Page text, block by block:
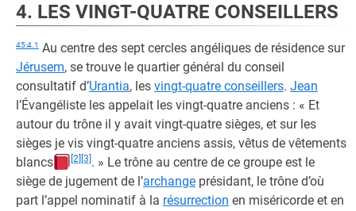
4. LES VINGT-QUATRE CONSEILLERS
45:4.1 Au centre des sept cercles angéliques de résidence sur
Jérusem, se trouve le quartier général du conseil
consultatif d’Urantia, les vingt-quatre conseillers. Jean
l’Évangéliste les appelait les vingt-quatre anciens : « Et
autour du trône il y avait vingt-quatre sièges, et sur les
sièges je vis vingt-quatre anciens assis, vêtus de vêtements
blancs
[2] [3] . » Le trône au centre de ce groupe est le
siège de jugement de l’archange présidant, le trône d’où
part l’appel nominatif à la résurrection en miséricorde et en